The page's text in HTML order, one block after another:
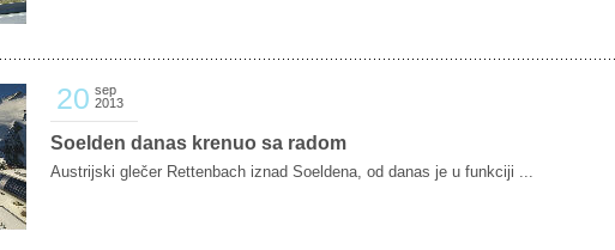
20 sep
2013
Soelden danas krenuo sa radom
Austrijski glečer Rettenbach iznad Soeldena, od danas je u funkciji ...